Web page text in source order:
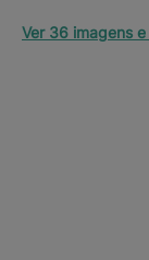
Ver 36 imagens